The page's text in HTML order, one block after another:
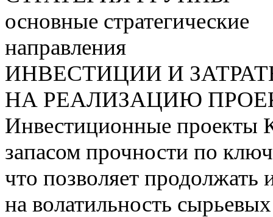
основные стратегические
направления
ИНВЕСТИЦИИ И
НА РЕАЛИЗАЦИЮ
Инвестиционные проекты
запасом прочности по
что позволяет продолжать
на волатильность